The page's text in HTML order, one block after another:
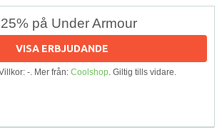
på Under Armour
VISA ERBJUDANDE
-. Mer från: Coolshop. Giltig tills vidare.